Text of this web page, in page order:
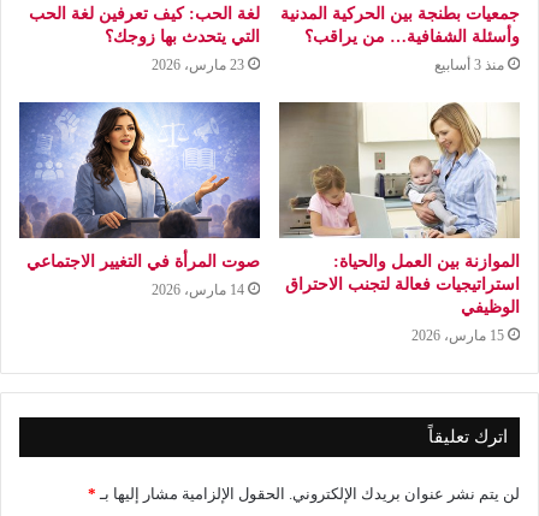
جمعيات بطنجة بين الحركية المدنية
وأسئلة الشفافية… من يراقب؟
منذ 3 أسابيع
لغة الحب: كيف تعرفين لغة الحب
التي يتحدث بها زوجك؟
23 مارس، 2026
الموازنة بين العمل والحياة:
استراتيجيات فعالة لتجنب الاحتراق
الوظيفي
15 مارس، 2026
صوت المرأة في التغيير الاجتماعي
14 مارس، 2026
اترك تعليقاً
لن يتم نشر عنوان بريدك الإلكتروني. الحقول الإلزامية مشار إليها بـ *